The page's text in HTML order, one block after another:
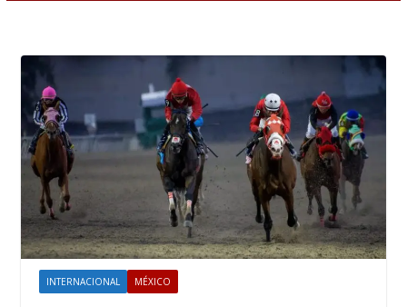
INTERNACIONAL MÉXICO